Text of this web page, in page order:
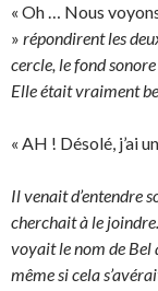
« Oh … Nous
» répondirent les
cercle, le fond
Elle était vraiment
« AH ! Désolé, j’ai
Il venait d’entendre
cherchait à le
voyait le nom de Bel
même si cela